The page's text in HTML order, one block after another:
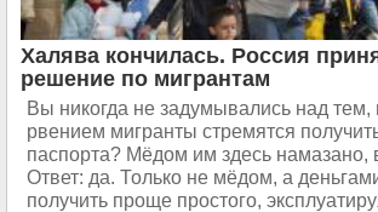
Халява кончилась. Россия
решение по мигрантам
Вы никогда не задумывались над тем,
рвением мигранты стремятся
паспорта? Мёдом им здесь намазано,
Ответ: да. Только не мёдом, а
получить проще простого,